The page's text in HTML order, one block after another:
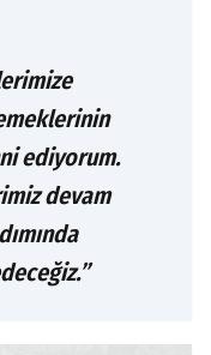
ediyorum.
devam